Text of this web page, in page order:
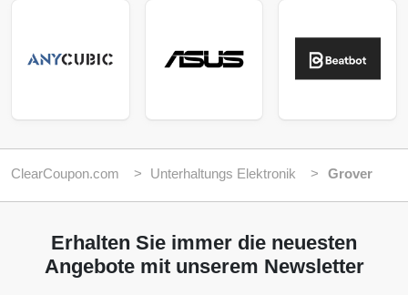
ClearCoupon.com Unterhaltungs Elektronik Grover
Erhalten Sie immer die neuesten
Angebote mit unserem Newsletter